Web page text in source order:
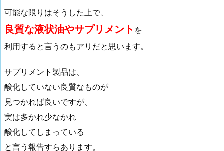
可能な限りはそうした上で、
良質な液状油やサプリメント を
利用すると言うのもアリだと思います。
サプリメント製品は、
酸化していない良質なものが
見つかれば良いですが、
実は多かれ少なかれ
酸化してしまっている
と言う報告すらあります。